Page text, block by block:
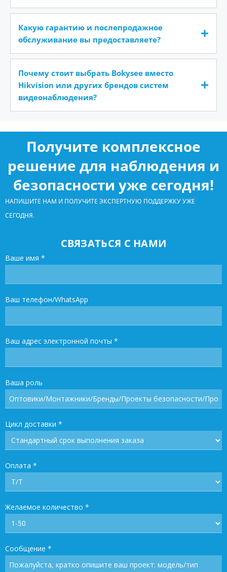
Какую гарантию и послепродажное
обслуживание вы предоставляете?
Почему стоит выбрать Bokysee вместо
Hikvision или других брендов систем
видеонаблюдения?
Получите комплексное
решение для наблюдения и
безопасности уже сегодня!
НАПИШИТЕ НАМ И ПОЛУЧИТЕ ЭКСПЕРТНУЮ ПОДДЕРЖКУ УЖЕ
СЕГОДНЯ.
СВЯЗАТЬСЯ С НАМИ
Ваше имя *
Ваш телефон/WhatsApp
Ваш адрес электронной почты *
Ваша роль
Цикл доставки *
Оплата *
Желаемое количество *
Сообщение *